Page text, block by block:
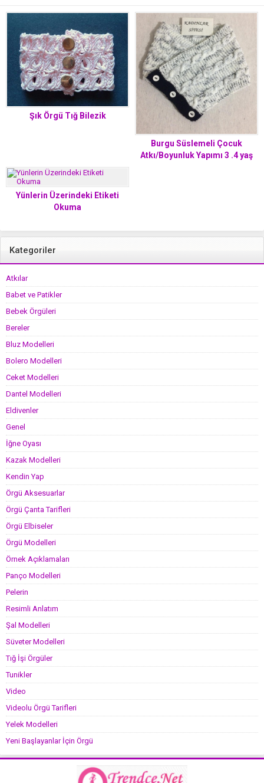
Şık Örgü Tığ Bilezik
Burgu Süslemeli Çocuk
Atkı/Boyunluk Yapımı 3 .4 yaş
Yünlerin Üzerindeki Etiketi
Okuma
Kategoriler
Atkılar
Babet ve Patikler
Bebek Örgüleri
Bereler
Bluz Modelleri
Bolero Modelleri
Ceket Modelleri
Dantel Modelleri
Eldivenler
Genel
İğne Oyası
Kazak Modelleri
Kendin Yap
Örgü Aksesuarlar
Örgü Çanta Tarifleri
Örgü Elbiseler
Örgü Modelleri
Örnek Açıklamaları
Panço Modelleri
Pelerin
Resimli Anlatım
Şal Modelleri
Süveter Modelleri
Tığ İşi Örgüler
Tunikler
Video
Videolu Örgü Tarifleri
Yelek Modelleri
Yeni Başlayanlar İçin Örgü